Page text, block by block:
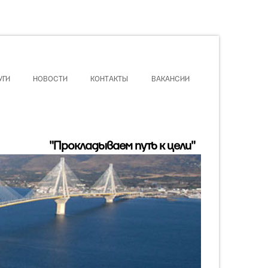
НОВОСТИ КОНТАКТЫ ВАКАНСИИ
"Прокладываем путь к цели"